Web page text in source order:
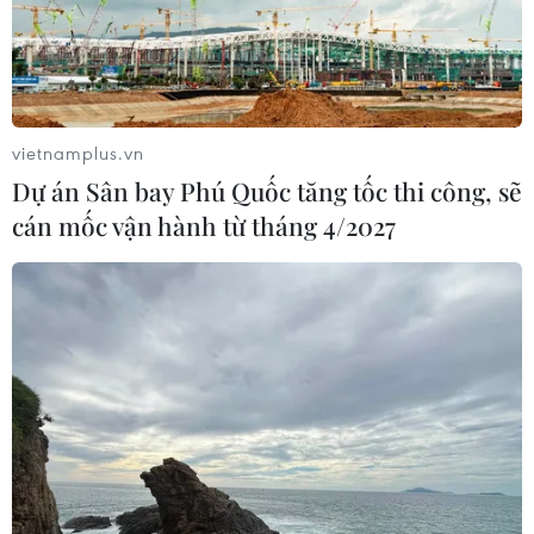
TIN CÙNG CHUYÊN MỤC
thử khi đến Quy Nhơn
Trình diễn, chế biến bún kèn Hà
Tiên: Lan tỏa tinh hoa ẩm thực Nam
Bộ
01/08/2026 13:12
vietnamplus.vn
Dự án Sân bay Phú Quốc tăng tốc thi công, sẽ
cán mốc vận hành từ tháng 4/2027